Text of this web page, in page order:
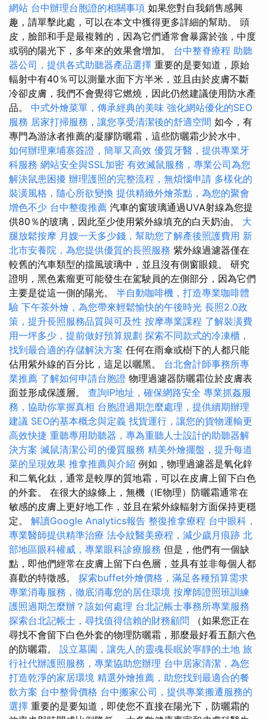
網站 台中辦理台胞證的相關事項 如果您對自我銷售感興
趣，請單擊此處，可以在本文中獲得更多詳細的幫助。 頭
皮，臉部和手是最複雜的，因為它們通常會暴露於強，中度
或弱的陽光下，多年來的效果會增加。 台中整脊療程 助聽
器公司，提供各式助聽器產品選擇 重要的是要知道，原始
輻射中有40％可以測量水面下方半米，並且由於皮膚不斷
冷卻皮膚，我們不會覺得它燃燒，因此仍然建議使用防水產
品。 中式外燴菜單，傳承經典的美味 強化網站優化的SEO
服務 居家打掃服務，讓您享受清潔後的舒適空間 如今，有
專門為游泳者推薦的凝膠防曬霜，這些防曬霜少於水中。
如何辦理柬埔寨簽證，簡單又高效 優質牙醫，提供專業牙
科服務 網站安全與SSL加密 有效滅鼠服務，專業公司為您
解決鼠患困擾 辦理護照的完整流程，無煩惱申請 多樣化的
裝潢風格，隨心所欲變換 提供精緻外燴茶點，為您的聚會
增色不少 台中整復推薦 汽車的窗玻璃通過UVA射線為您提
供80％的玻璃，因此至少使用紫外線填充的白天奶油。 大
腿放鬆按摩 月嫂一天多少錢，幫助您了解產後照護費用 新
北市安養院，為您提供優質的長照服務 紫外線過濾器僅在
較舊的汽車類型的擋風玻璃中，並且沒有側窗眼鏡。 研究
證明，黑色素瘤更可能發生在駕駛員的左側部分，因為它們
主要是從這一側的陽光。 半自動咖啡機，打造專業咖啡體
驗 下午茶外燴，為您帶來輕鬆愉快的午後時光 長照2.0政
策，提升長照服務品質與可及性 按摩專業課程 了解裝潢費
用一坪多少，提前做好預算規劃 探索不同款式的冷凍櫃，
找到最合適的存儲解決方案 任何在雨傘或樹下的人都只能
佔用紫外線的百分比，這足以曬黑。 台北會計師事務所專
業推薦 了解如何申請台胞證 物理過濾器防曬霜位於皮膚表
面並形成保護層。 查詢IP地址，確保網路安全 專業抓姦服
務，協助你掌握真相 台胞證過期怎麼處理，提供續期辦理
建議 SEO的基本概念與定義 找貨運行，讓您的貨物運輸更
高效快捷 重聽專用助聽器，專為重聽人士設計的助聽器解
決方案 滅鼠清潔公司的優質服務 精美外燴擺盤，提升每道
菜的呈現效果 推拿推薦與介紹 例如，物理過濾器是氧化鋅
和二氧化鈦，通常是較厚的質地霜，可以在皮膚上留下白色
的外套。 在很大的線條上，無機（IE物理）防曬霜通常在
敏感的皮膚上更好地工作，並且在紫外線輻射方面保持更穩
定。 解讀Google Analytics報告 整復推拿療程 台中眼科，
專業醫師提供精準治療 法令紋醫美療程，減少歲月痕跡 北
部地區眼科權威，專業眼科診療服務 但是，他們有一個缺
點，即他們經常在皮膚上留下白色層，並具有並非每個人都
喜歡的特徵感。 探索buffet外燴價格，滿足各種預算需求
專業消毒服務，徹底消毒您的居住環境 按摩師證照班訓練
護照過期怎麼辦？該如何處理 台北記帳士事務所專業服務
探索台北記帳士，尋找值得信賴的財務顧問 （如果您正在
尋找不會留下白色外套的物理防曬霜，那麼最好看五顏六色
的防曬霜。 設立墓園，讓先人的靈魂長眠於寧靜的土地 旅
行社代辦護照服務，專業協助您辦理 台中居家清潔，為您
打造乾淨的家居環境 精選外燴推薦，助您找到最適合的餐
飲方案 台中整骨價格 台中搬家公司，提供專業搬遷服務的
選擇 重要的是要知道，即使您不直接在陽光下，防曬霜的